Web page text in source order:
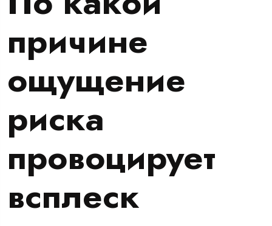
причине
ощущение
риска
провоцирует
всплеск